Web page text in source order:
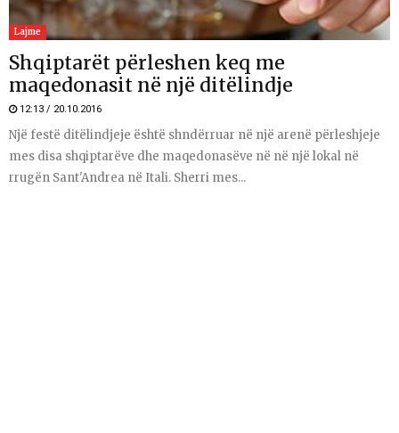
Lajme
Shqiptarët përleshen keq me
maqedonasit në një ditëlindje
12:13 / 20.10.2016
Një festë ditëlindjeje është shndërruar në një arenë përleshjeje
mes disa shqiptarëve dhe maqedonasëve në në një lokal në
rrugën Sant'Andrea në Itali. Sherri mes...